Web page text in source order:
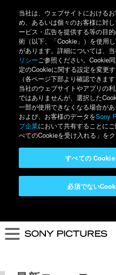
当社は、ウェブサイトにおける
め、あるいは個々のお客様に対
ービス・広告を提供する等の目
術（以下、「Cookie」）を使用
があります。詳細については、
リシーご参照ください。Cookie
定のCookieに関する設定を変更
（各ページ下部より確認できま
当社のウェブサイトやアプリの
ではありませんが、選択した
一部が使用できなくなる場合が
および、お客様のデータをSony
プ企業において共有することに
べてのCookieを受け入れる」をク
必須でない
すべての